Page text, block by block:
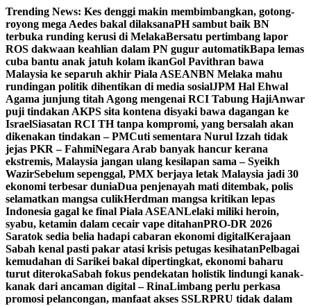
Skip
to
content
Trending News: Kes denggi makin membimbangkan, gotong-
royong mega Aedes bakal dilaksanaPH sambut baik BN
terbuka runding kerusi di MelakaBersatu pertimbang lapor
ROS dakwaan keahlian dalam PN gugur automatikBapa lemas
cuba bantu anak jatuh kolam ikanGol Pavithran bawa
Malaysia ke separuh akhir Piala ASEANBN Melaka mahu
rundingan politik dihentikan di media sosialJPM Hal Ehwal
Agama junjung titah Agong mengenai RCI Tabung HajiAnwar
puji tindakan AKPS sita kontena disyaki bawa dagangan ke
IsraelSiasatan RCI TH tanpa kompromi, yang bersalah akan
dikenakan tindakan – PMCuti sementara Nurul Izzah tidak
jejas PKR – FahmiNegara Arab banyak hancur kerana
ekstremis, Malaysia jangan ulang kesilapan sama – Syeikh
WazirSebelum sepenggal, PMX berjaya letak Malaysia jadi 30
ekonomi terbesar duniaDua penjenayah mati ditembak, polis
selamatkan mangsa culikHerdman mangsa kritikan lepas
Indonesia gagal ke final Piala ASEANLelaki miliki heroin,
syabu, ketamin dalam cecair vape ditahanPRO-DR 2026
Saratok sedia belia hadapi cabaran ekonomi digitalKerajaan
Sabah kenal pasti pakar atasi krisis petugas kesihatanPelbagai
kemudahan di Sarikei bakal dipertingkat, ekonomi baharu
turut diterokaSabah fokus pendekatan holistik lindungi kanak-
kanak dari ancaman digital – RinaLimbang perlu perkasa
promosi pelancongan, manfaat akses SSLRPRU tidak dalam